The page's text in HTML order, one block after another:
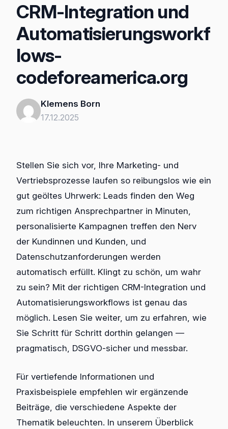
CRM-Integration und
Automatisierungsworkf
lows-
codeforeamerica.org
Klemens Born
17.12.2025
Stellen Sie sich vor, Ihre Marketing- und
Vertriebsprozesse laufen so reibungslos wie ein
gut geöltes Uhrwerk: Leads finden den Weg
zum richtigen Ansprechpartner in Minuten,
personalisierte Kampagnen treffen den Nerv
der Kundinnen und Kunden, und
Datenschutzanforderungen werden
automatisch erfüllt. Klingt zu schön, um wahr
zu sein? Mit der richtigen CRM-Integration und
Automatisierungsworkflows ist genau das
möglich. Lesen Sie weiter, um zu erfahren, wie
Sie Schritt für Schritt dorthin gelangen —
pragmatisch, DSGVO-sicher und messbar.
Für vertiefende Informationen und
Praxisbeispiele empfehlen wir ergänzende
Beiträge, die verschiedene Aspekte der
Thematik beleuchten. In unserem Überblick